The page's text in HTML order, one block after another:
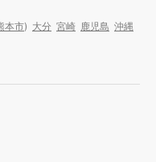
本市) 大分 宮崎 鹿児島 沖縄